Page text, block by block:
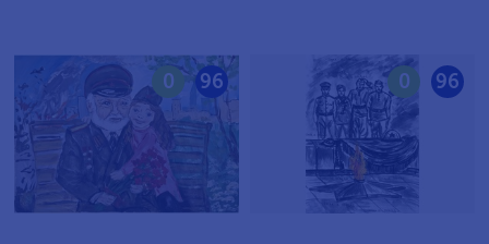
96
0 96
0